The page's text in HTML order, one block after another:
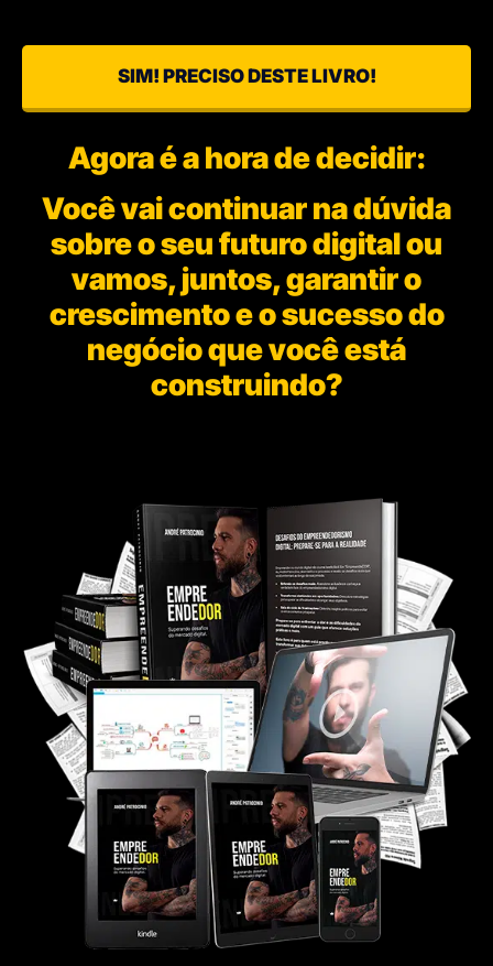
SIM! PRECISO DESTE LIVRO!
Agora é a hora de decidir:
Você vai continuar na dúvida
sobre o seu futuro digital ou
vamos, juntos, garantir o
crescimento e o sucesso do
negócio que você está
construindo?